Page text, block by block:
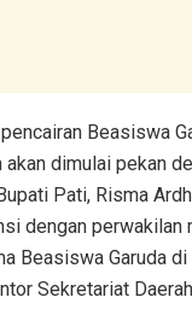
Beasiswa
dimulai pekan
Pati, Risma
dengan perwakilan
Beasiswa Garuda di
Sekretariat